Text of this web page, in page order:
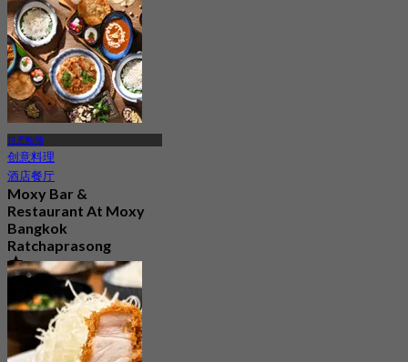
起฿ 420
拉差帕颂
创意料理
酒店餐厅
Moxy Bar &
Restaurant At Moxy
Bangkok
Ratchaprasong
4.7
218 已预订
起฿ 447.5